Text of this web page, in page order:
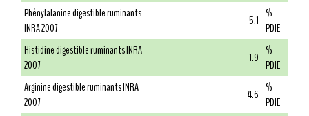
Phénylalanine digestible ruminants
INRA 2007
- 5.1 %
PDIE
Histidine digestible ruminants INRA
2007
- 1.9 %
PDIE
Arginine digestible ruminants INRA
2007
- 4.6 %
PDIE